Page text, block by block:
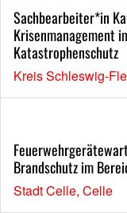
Sachbearbeiter*in
Krisenmanagement
Katastrophenschutz
Kreis Schleswig-
Brandschutz im
Stadt Celle, Celle